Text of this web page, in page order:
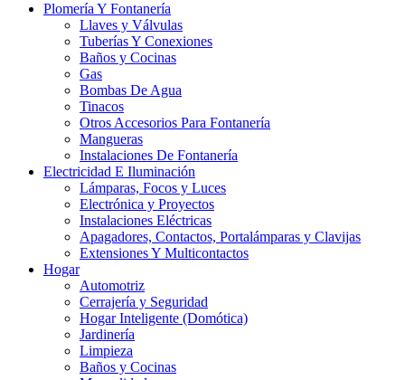
Plomería Y Fontanería
Llaves y Válvulas
Tuberías Y Conexiones
Baños y Cocinas
Gas
Bombas De Agua
Tinacos
Otros Accesorios Para Fontanería
Mangueras
Instalaciones De Fontanería
Electricidad E Iluminación
Lámparas, Focos y Luces
Electrónica y Proyectos
Instalaciones Eléctricas
Apagadores, Contactos, Portalámparas y Clavijas
Extensiones Y Multicontactos
Hogar
Automotriz
Cerrajería y Seguridad
Hogar Inteligente (Domótica)
Jardinería
Limpieza
Baños y Cocinas